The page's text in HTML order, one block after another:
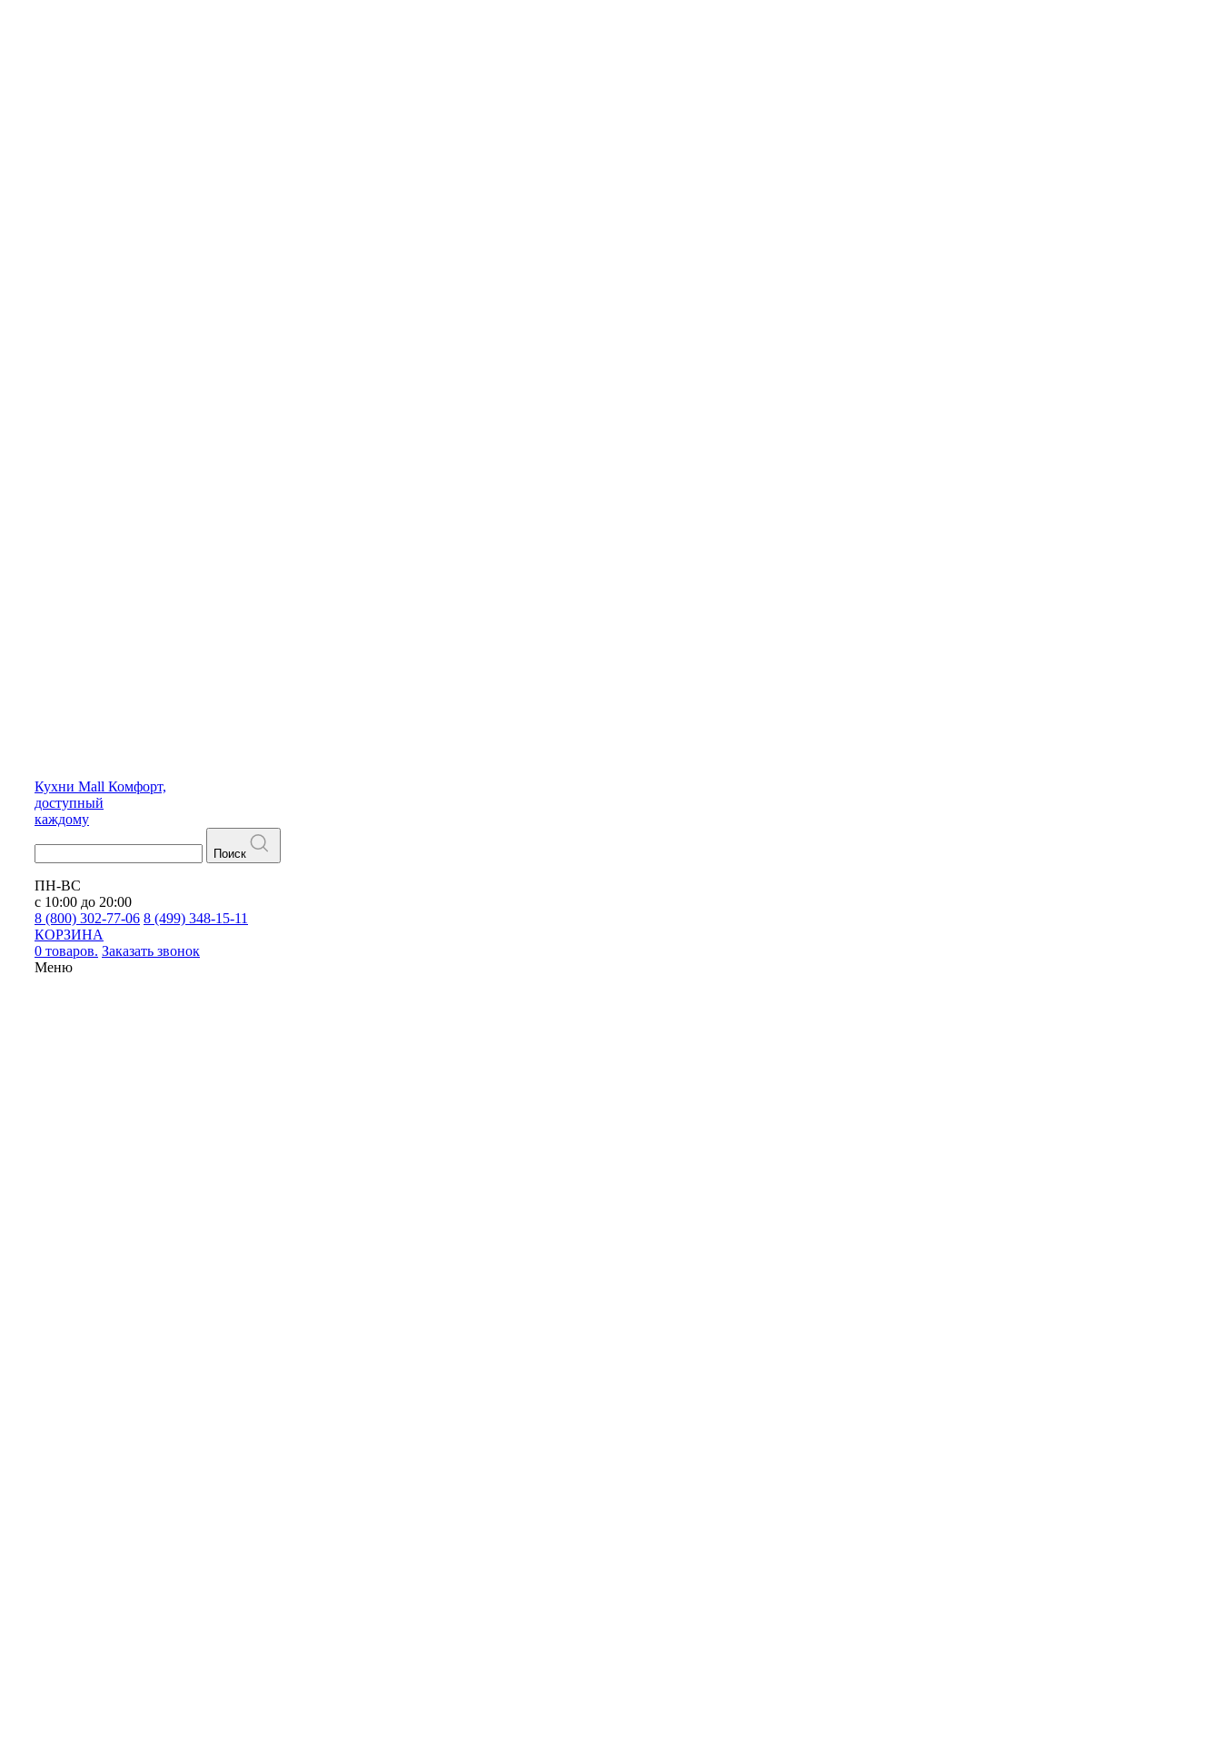
Кухни Mall Комфорт,
доступный
каждому
Поиск
ПН-ВС
с 10:00 до 20:00
8 (800) 302-77-06 8 (499) 348-15-11
КОРЗИНА
0 товаров. Заказать звонок
Меню